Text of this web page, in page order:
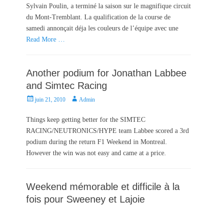
o
n
Sylvain Poulin, a terminé la saison sur le magnifique circuit
du Mont-Tremblant. La qualification de la course de
samedi annonçait déja les couleurs de l’équipe avec une
Read More …
Another podium for Jonathan Labbee
and Simtec Racing
P
s
t
d
o
juin 21, 2010
A
t
h
Admin
Things keep getting better for the SIMTEC
RACING/NEUTRONICS/HYPE team Labbee scored a 3rd
podium during the return F1 Weekend in Montreal.
However the win was not easy and came at a price.
Weekend mémorable et difficile à la
fois pour Sweeney et Lajoie